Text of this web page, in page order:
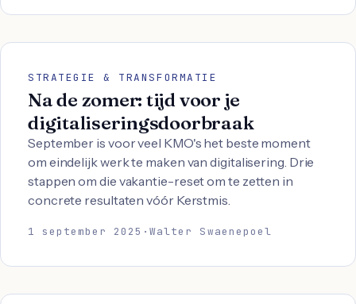
STRATEGIE & TRANSFORMATIE
Na de zomer: tijd voor je
digitaliseringsdoorbraak
September is voor veel KMO's het beste moment
om eindelijk werk te maken van digitalisering. Drie
stappen om die vakantie-reset om te zetten in
concrete resultaten vóór Kerstmis.
1 september 2025 ·Walter Swaenepoel